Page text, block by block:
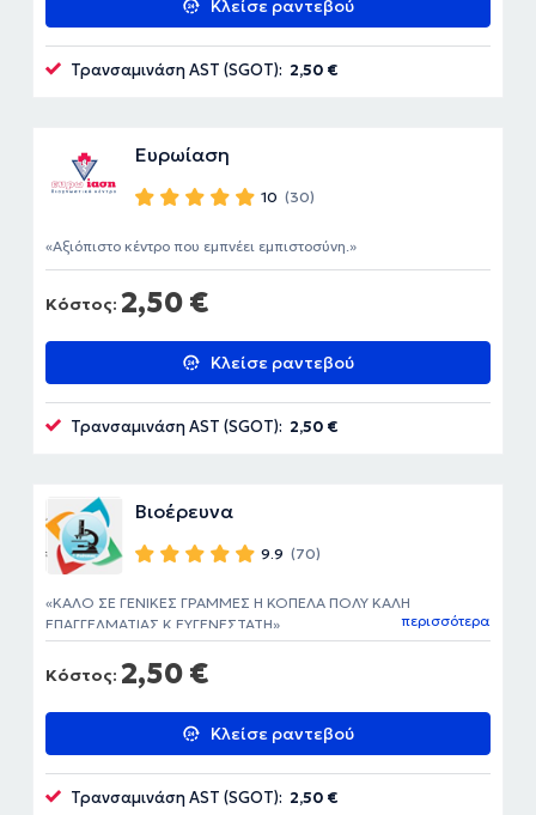
Κλείσε ραντεβού
Τρανσαμινάση AST (SGOT): 2,50 €
Ευρωίαση
10 (30)
Κόστος: 2,50 €
Κλείσε ραντεβού
Αξιόπιστο κέντρο που εμπνέει εμπιστοσύνη.
Τρανσαμινάση AST (SGOT): 2,50 €
Βιοέρευνα
9.9 (70)
Κόστος: 2,50 €
Κλείσε ραντεβού
ΚΑΛΟ ΣΕ ΓΕΝΙΚΕΣ ΓΡΑΜΜΕΣ Η ΚΟΠΕΛΑ ΠΟΛΥ ΚΑΛΗ
ΕΠΑΓΓΕΛΜΑΤΙΑΣ Κ ΕΥΓΕΝΕΣΤΑΤΗ
περισσότερα
Τρανσαμινάση AST (SGOT): 2,50 €